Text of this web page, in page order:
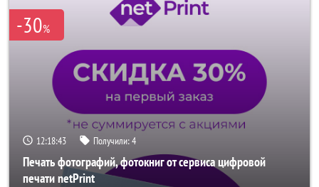
-30%
12:18:41 Получили:4
Печать фотографий, фотокниг от сервиса цифровой
печати netPrint